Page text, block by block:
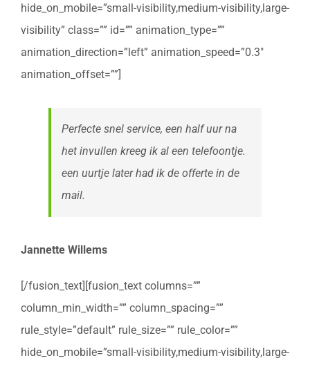
hide_on_mobile=”small-visibility,medium-visibility,large-
visibility” class=”” id=”” animation_type=””
animation_direction=”left” animation_speed=”0.3″
animation_offset=””]
Perfecte snel service, een half uur na
het invullen kreeg ik al een telefoontje.
een uurtje later had ik de offerte in de
mail.
Jannette Willems
[/fusion_text][fusion_text columns=””
column_min_width=”” column_spacing=””
rule_style=”default” rule_size=”” rule_color=””
hide_on_mobile=”small-visibility,medium-visibility,large-